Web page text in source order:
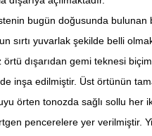
bugün doğusunda bulunan
sırtı yuvarlak şekilde belli
örtü dışarıdan gemi teknesi
inşa edilmiştir. Üst örtünün
örten tonozda sağlı sollu her
pencerelere yer verilmiştir.